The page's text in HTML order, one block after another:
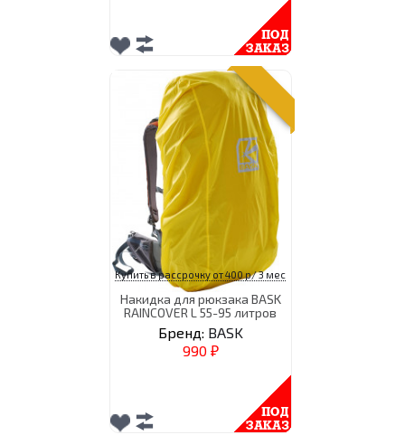
Купить в рассрочку от 400 р/ 3 мес
Накидка для рюкзака BASK
RAINCOVER L 55-95 литров
Бренд: BASK
990 ₽